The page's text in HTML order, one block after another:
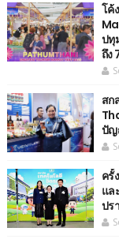
โค้
ปทุ
ถึง
สก
ปัญ
ครั้
แล
ปร